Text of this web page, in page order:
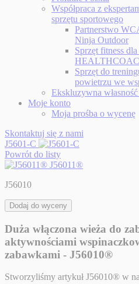
Współpraca z
sprzętu sportowego
Partnerstwo
Ninja Outdoor
Sprzęt fitness
Sprzęt do
powietrzu we
Ekskluzywna
Moje konto
Moja prośba o wycenę
Skontaktuj się z nami
J5601-C
Powrót do listy
J56011®
J56010
Dodaj do wyceny
Duża włączona wieża do
aktywnościami
zabawkami - J56010®
Stworzyliśmy artykuł J56010® w